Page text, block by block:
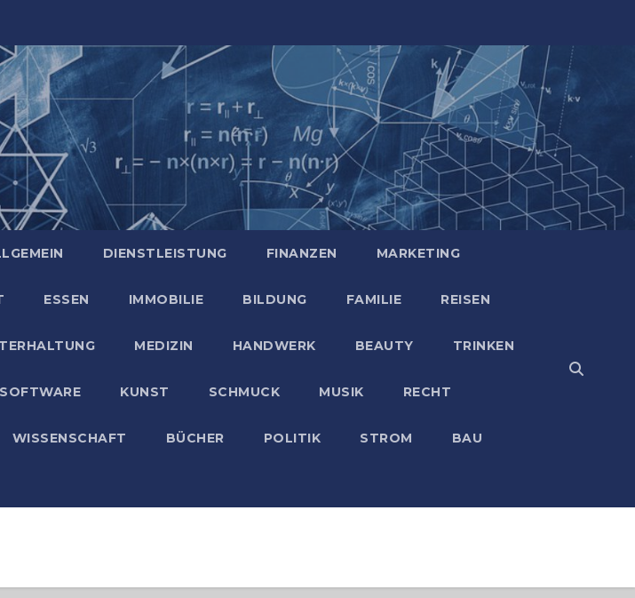
DIENSTLEISTUNG FINANZEN MARKETING
ESSEN IMMOBILIE BILDUNG FAMILIE REISEN
MEDIZIN HANDWERK BEAUTY TRINKEN
SOFTWARE KUNST SCHMUCK MUSIK RECHT
WISSENSCHAFT BÜCHER POLITIK STROM BAU